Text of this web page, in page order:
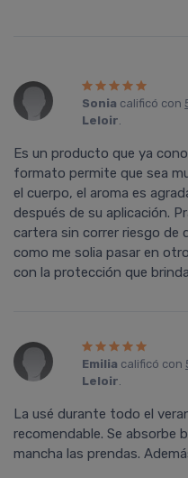
Sonia calificó con
Leloir.
Es un producto que ya
formato permite que sea
el cuerpo, el aroma es
después de su aplicación.
cartera sin correr riesgo de
como me solia pasar en
con la protección que
Emilia calificó con
Leloir.
La usé durante todo el
recomendable. Se absorbe
mancha las prendas.